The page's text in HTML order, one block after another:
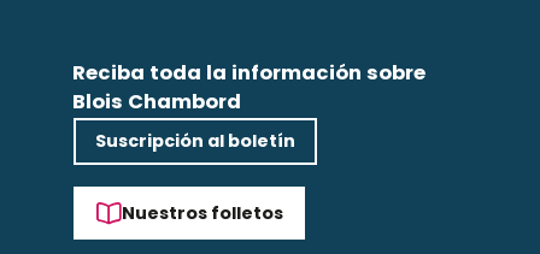
Reciba toda la información sobre
Blois Chambord
Suscripción al boletín
Nuestros folletos